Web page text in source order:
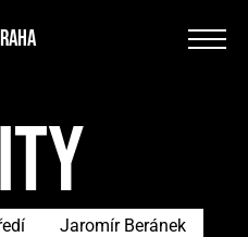
Jaromír Beránek